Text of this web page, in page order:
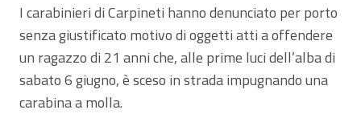
I carabinieri di Carpineti hanno denunciato per porto
senza giustificato motivo di oggetti atti a offendere
un ragazzo di 21 anni che, alle prime luci dell’alba di
sabato 6 giugno, è sceso in strada impugnando una
carabina a molla.